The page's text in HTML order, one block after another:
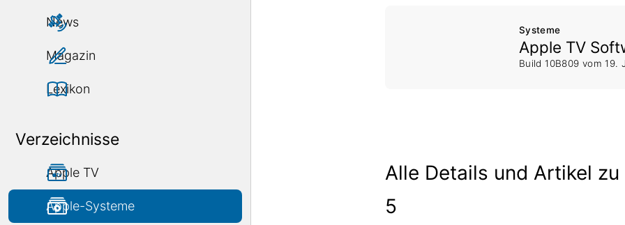
News
Magazin
Lexikon
Verzeichnisse
Apple TV
Apple-Systeme
Systeme
Apple TV
Build 10B809 vom 19.
Alle Details und Artikel
5